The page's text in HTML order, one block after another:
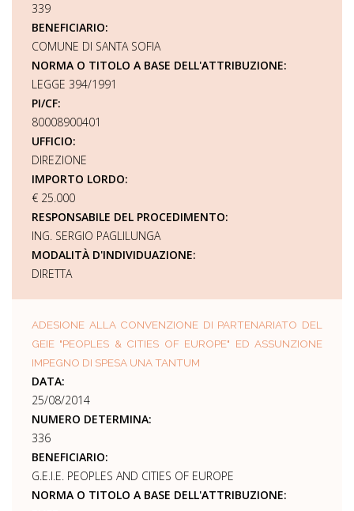
339
BENEFICIARIO:
COMUNE DI SANTA SOFIA
NORMA O TITOLO A BASE DELL'ATTRIBUZIONE:
LEGGE 394/1991
PI/CF:
80008900401
UFFICIO:
DIREZIONE
IMPORTO LORDO:
€ 25.000
RESPONSABILE DEL PROCEDIMENTO:
ING. SERGIO PAGLILUNGA
MODALITÀ D'INDIVIDUAZIONE:
DIRETTA
ADESIONE ALLA CONVENZIONE DI PARTENARIATO DEL
GEIE "PEOPLES & CITIES OF EUROPE" ED ASSUNZIONE
IMPEGNO DI SPESA UNA TANTUM
DATA:
25/08/2014
NUMERO DETERMINA:
336
BENEFICIARIO:
G.E.I.E. PEOPLES AND CITIES OF EUROPE
NORMA O TITOLO A BASE DELL'ATTRIBUZIONE: